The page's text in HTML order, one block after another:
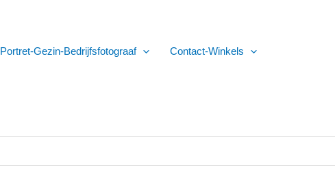
Portret-Gezin-Bedrijfsfotograaf Contact-Winkels